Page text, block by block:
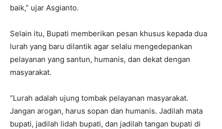
baik,” ujar Asgianto.
Selain itu, Bupati memberikan pesan khusus kepada dua
lurah yang baru dilantik agar selalu mengedepankan
pelayanan yang santun, humanis, dan dekat dengan
masyarakat.
“Lurah adalah ujung tombak pelayanan masyarakat.
Jangan arogan, harus sopan dan humanis. Jadilah mata
bupati, jadilah lidah bupati, dan jadilah tangan bupati di